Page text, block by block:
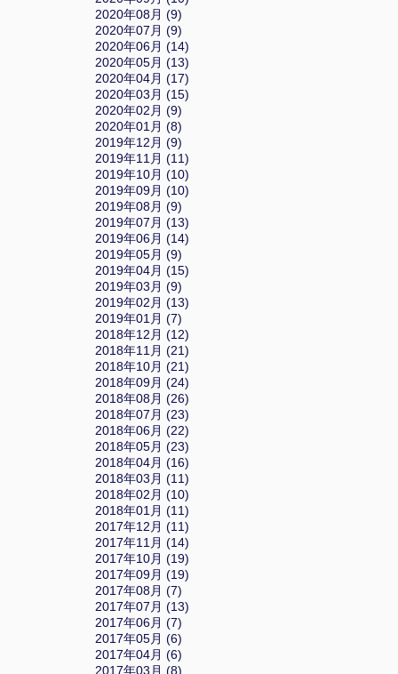
2020年08月 (9)
2020年07月 (9)
2020年06月 (14)
2020年05月 (13)
2020年04月 (17)
2020年03月 (15)
2020年02月 (9)
2020年01月 (8)
2019年12月 (9)
2019年11月 (11)
2019年10月 (10)
2019年09月 (10)
2019年08月 (9)
2019年07月 (13)
2019年06月 (14)
2019年05月 (9)
2019年04月 (15)
2019年03月 (9)
2019年02月 (13)
2019年01月 (7)
2018年12月 (12)
2018年11月 (21)
2018年10月 (21)
2018年09月 (24)
2018年08月 (26)
2018年07月 (23)
2018年06月 (22)
2018年05月 (23)
2018年04月 (16)
2018年03月 (11)
2018年02月 (10)
2018年01月 (11)
2017年12月 (11)
2017年11月 (14)
2017年10月 (19)
2017年09月 (19)
2017年08月 (7)
2017年07月 (13)
2017年06月 (7)
2017年05月 (6)
2017年04月 (6)
2017年03月 (8)